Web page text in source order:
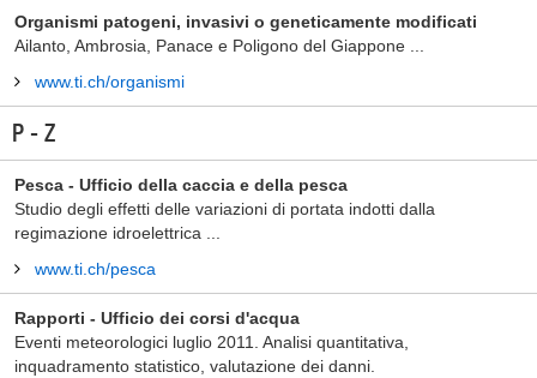
Organismi patogeni, invasivi o geneticamente modificati
Ailanto, Ambrosia, Panace e Poligono del Giappone ...
www.ti.ch/organismi
P - Z
Pesca - Ufficio della caccia e della pesca
Studio degli effetti delle variazioni di portata indotti dalla
regimazione idroelettrica ...
www.ti.ch/pesca
Rapporti - Ufficio dei corsi d'acqua
Eventi meteorologici luglio 2011. Analisi quantitativa,
inquadramento statistico, valutazione dei danni.